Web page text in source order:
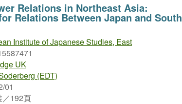
Relations in Northeast Asia:
Relations Between Japan and South
Institute of Japanese Studies, East
UK
(EDT)
01
／192頁